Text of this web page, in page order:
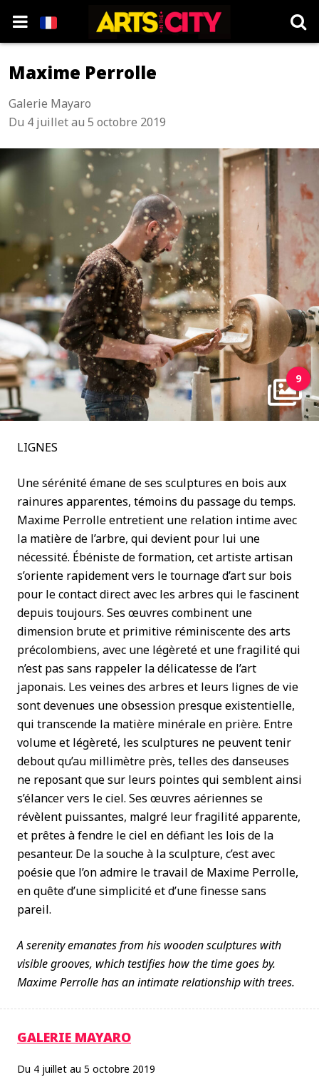
Maxime Perrolle
Galerie Mayaro
Du 4 juillet au 5 octobre 2019
9
LIGNES
Une sérénité émane de ses sculptures en bois aux
rainures apparentes, témoins du passage du temps.
Maxime Perrolle entretient une relation intime avec
la matière de l’arbre, qui devient pour lui une
nécessité. Ébéniste de formation, cet artiste artisan
s’oriente rapidement vers le tournage d’art sur bois
pour le contact direct avec les arbres qui le fascinent
depuis toujours. Ses œuvres combinent une
dimension brute et primitive réminiscente des arts
précolombiens, avec une légèreté et une fragilité qui
n’est pas sans rappeler la délicatesse de l’art
japonais. Les veines des arbres et leurs lignes de vie
sont devenues une obsession presque existentielle,
qui transcende la matière minérale en prière. Entre
volume et légèreté, les sculptures ne peuvent tenir
debout qu’au millimètre près, telles des danseuses
ne reposant que sur leurs pointes qui semblent ainsi
s’élancer vers le ciel. Ses œuvres aériennes se
révèlent puissantes, malgré leur fragilité apparente,
et prêtes à fendre le ciel en défiant les lois de la
pesanteur. De la souche à la sculpture, c’est avec
poésie que l’on admire le travail de Maxime Perrolle,
en quête d’une simplicité et d’une finesse sans
pareil.
A serenity emanates from his wooden sculptures with
visible grooves, which testifies how the time goes by.
Maxime Perrolle has an intimate relationship with trees.
GALERIE MAYARO
Du 4 juillet au 5 octobre 2019